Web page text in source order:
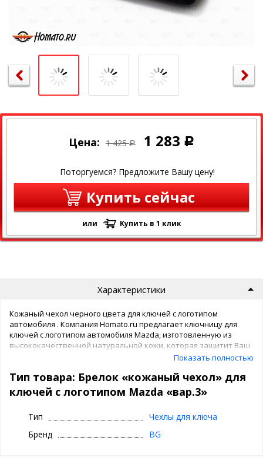
Цена: 1 425 Р 1 283 Р
Поторгуемся? Предложите Вашу цену!
Купить сейчас
или Купить в 1 клик
Характеристики
Кожаный чехол черного цвета для ключей с логотипом
автомобиля . Компания Homato.ru предлагает ключницу для
ключей с логотипом автомобиля Mazda, изготовленную из
высококачественной натуральной кожи, которая защитит Ваш
ключ от удара при падении, загрязнения и царапин. У чехла
дополнительного карабина.
Показать полностью
Тип товара: Брелок «кожаный чехол» для
ключей с логотипом Mazda «вар.3»
Тип
Чехлы для ключа
Бренд
BG